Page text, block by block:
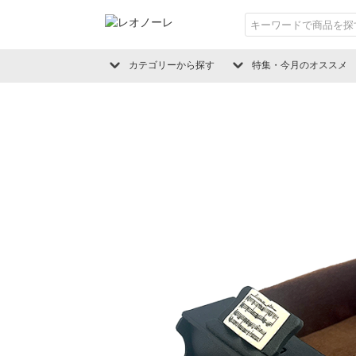
カテゴリーから探す 特集・今月のオススメ